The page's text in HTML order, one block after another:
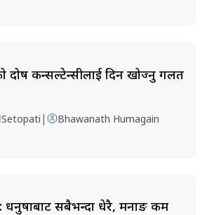
दोष कन्सल्टेन्सीलाई दिन खोज्नु गलत
Setopati | Bhawanath Humagain
धनुषाबाट सबैभन्दा धेरै, मनाङ कम